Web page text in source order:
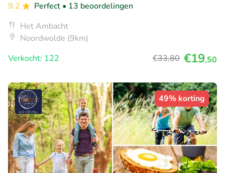
9.2
Perfect • 13 beoordelingen
Het Ambacht
Noordwolde (9km)
Verkocht: 122
€33,80 €19,50
49% korting